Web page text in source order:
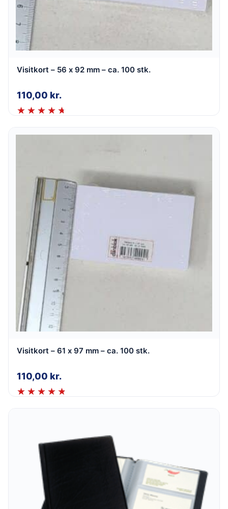
Visitkort – 56 x 92 mm – ca. 100 stk.
110,00 kr.
Visitkort – 61 x 97 mm – ca. 100 stk.
110,00 kr.